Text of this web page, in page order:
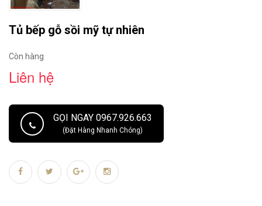
Tủ bếp gỗ sồi mỹ tự nhiên
Còn hàng
Liên hệ
GỌI NGAY 0967.926.663
(Đặt Hàng Nhanh Chóng)